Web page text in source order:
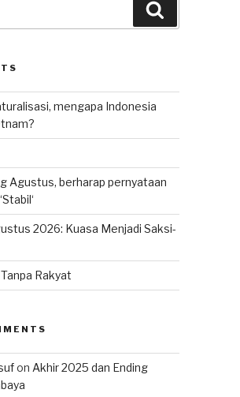
mengapa Indonesia
Agustus, berharap pernyataan
2026: Kuasa Menjadi Saksi-
Rakyat
on Akhir 2025 dan Ending